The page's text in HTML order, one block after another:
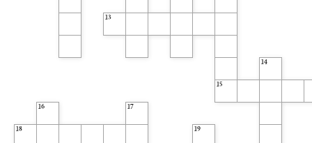
13
14
15
16
17
18
19